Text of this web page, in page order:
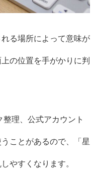
る場所によって意味が
の位置を手がかりに判
理、公式アカウント
ことがあるので、「星
やすくなります。